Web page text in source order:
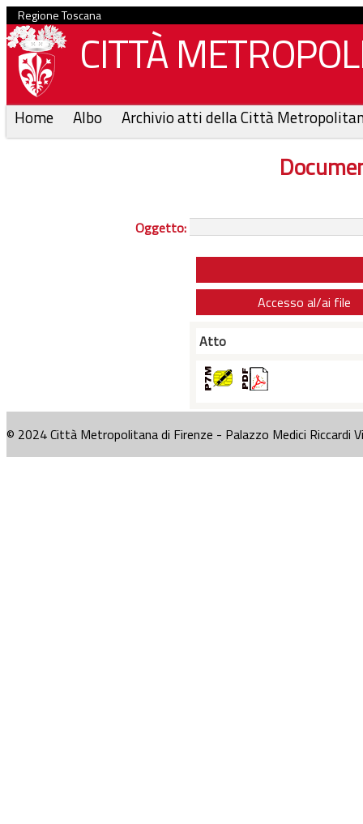
Regione Toscana
CITTÀ
Home Albo Archivio atti della Città
Oggetto:
Accesso al/ai file
Atto
© 2024 Città Metropolitana di Firenze - Palazzo Medici Riccardi